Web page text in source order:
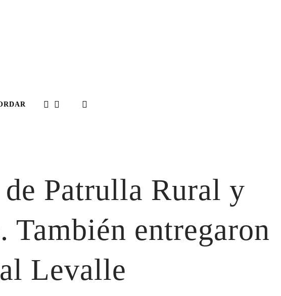
Patrulla Rural y
entregaron
Levalle